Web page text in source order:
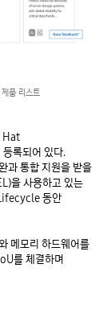
품 리스트
Hat
록되어 있다.
과 통합 지원을 받을
을 사용하고 있는
동안
메모리 하드웨어를
를 체결하며